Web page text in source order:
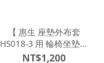
【 惠生 座墊外布套
HS018-3 用 輪椅坐墊配
件 坐墊外布套 】
NT$1,200